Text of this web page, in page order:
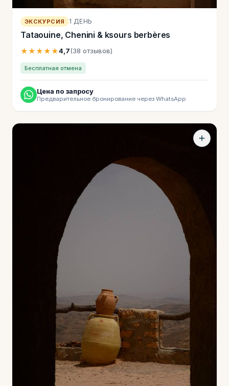
ЭКСКУРСИЯ 1 ДЕНЬ
Tataouine, Chenini & ksours berbères
★★★★★4,7(38 отзывов)
Бесплатная отмена
Цена по запросу
Предварительное бронирование через WhatsApp